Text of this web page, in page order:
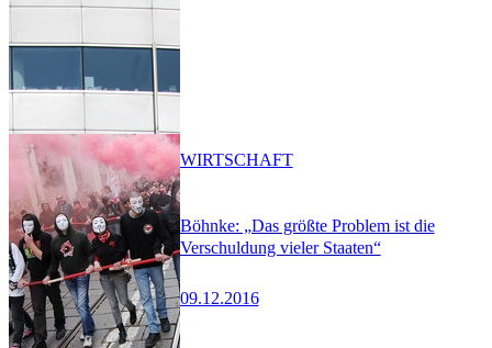
Böhnke: „Das größte Problem ist die
Verschuldung vieler Staaten“
09.12.2016
WIRTSCHAFT